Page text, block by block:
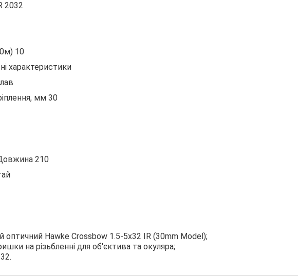
2032
10
характеристики
мм 30
210
оптичний Hawke Crossbow 1.5-5x32 IR (30mm Model);
на різьбленні для об'єктива та окуляра;